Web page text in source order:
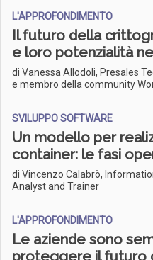
L'APPROFONDIMENTO
Il futuro della
e loro potenzialità
di Vanessa Allodoli, Presales
e membro della community
SVILUPPO SOFTWARE
Un modello per
container: le fasi
di Vincenzo Calabrò,
Analyst and Trainer
L'APPROFONDIMENTO
Le aziende sono
proteggere il futuro